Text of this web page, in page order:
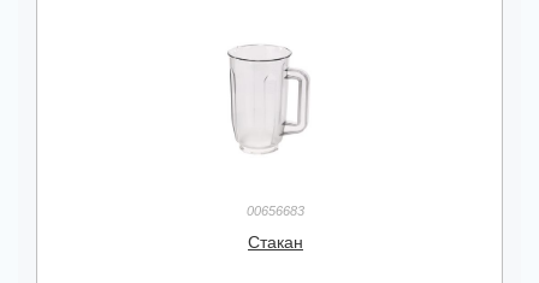
00656683
Стакан